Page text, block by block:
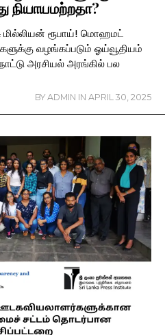
நியாயமற்றதா?
மில்லியன் ரூபாய்! மொஹமட்
வழங்கப்படும் ஓய்வூதியம்
அரசியல் அரங்கில் பல
BY ADMIN IN APRIL 30, 2025